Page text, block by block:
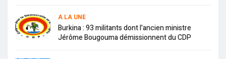
A LA UNE
Burkina : 93 militants dont l’ancien ministre
Jérôme Bougouma démissionnent du CDP